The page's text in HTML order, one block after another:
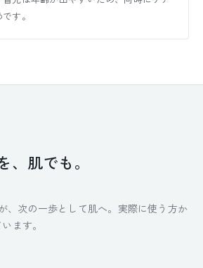
す。
、肌でも。
、次の一歩として肌へ。実際に使う方か
ます。